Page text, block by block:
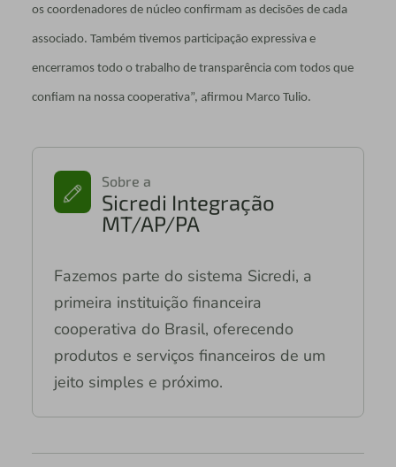
os coordenadores de núcleo confirmam as decisões de cada
associado. Também tivemos participação expressiva e
encerramos todo o trabalho de transparência com todos que
confiam na nossa cooperativa”, afirmou Marco Tulio.
Sobre a
Sicredi Integração
MT/AP/PA
Fazemos parte do sistema Sicredi, a
primeira instituição financeira
cooperativa do Brasil, oferecendo
produtos e serviços financeiros de um
jeito simples e próximo.